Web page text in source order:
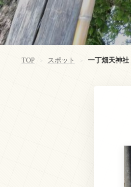
TOP > スポット > 一丁畑天神社